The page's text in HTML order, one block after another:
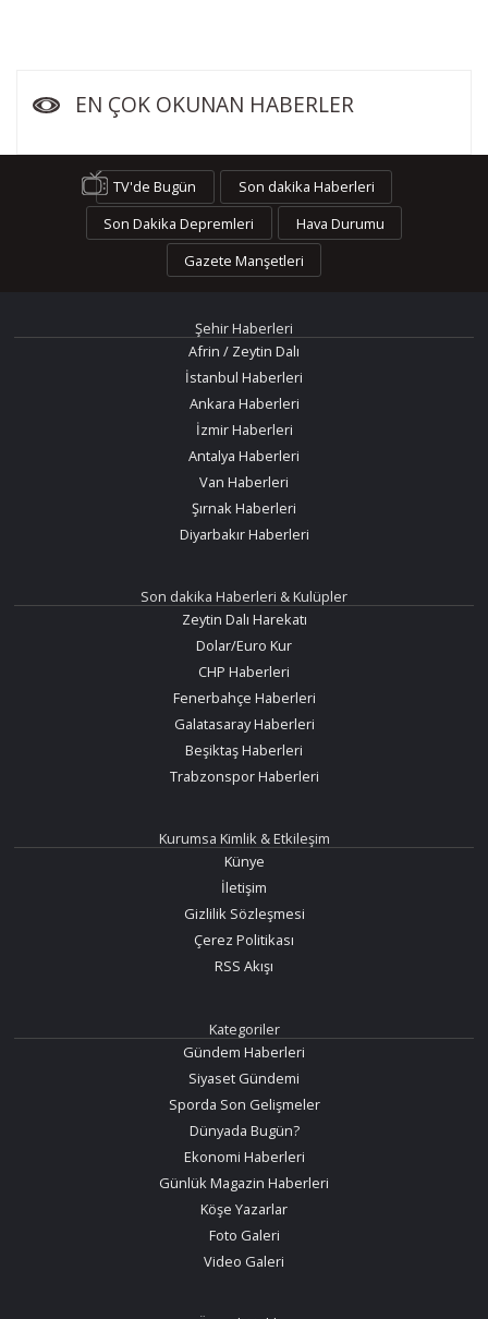
EN ÇOK OKUNAN HABERLER
TV'de Bugün
Son dakika Haberleri
Son Dakika Depremleri
Hava Durumu
Gazete Manşetleri
Şehir Haberleri
Afrin / Zeytin Dalı
İstanbul Haberleri
Ankara Haberleri
İzmir Haberleri
Antalya Haberleri
Van Haberleri
Şırnak Haberleri
Diyarbakır Haberleri
Son dakika Haberleri & Kulüpler
Zeytin Dalı Harekatı
Dolar/Euro Kur
CHP Haberleri
Fenerbahçe Haberleri
Galatasaray Haberleri
Beşiktaş Haberleri
Trabzonspor Haberleri
Kurumsa Kimlik & Etkileşim
Künye
İletişim
Gizlilik Sözleşmesi
Çerez Politikası
RSS Akışı
Kategoriler
Gündem Haberleri
Siyaset Gündemi
Sporda Son Gelişmeler
Dünyada Bugün?
Ekonomi Haberleri
Günlük Magazin Haberleri
Köşe Yazarlar
Foto Galeri
Video Galeri